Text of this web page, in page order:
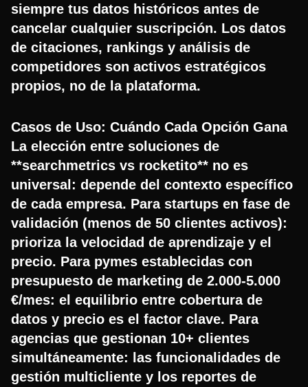
siempre tus datos históricos antes de
cancelar cualquier suscripción. Los datos
de citaciones, rankings y análisis de
competidores son activos estratégicos
propios, no de la plataforma.
Casos de Uso: Cuándo Cada Opción Gana
La elección entre soluciones de
**searchmetrics vs rocketito** no es
universal: depende del contexto específico
de cada empresa. Para startups en fase de
validación (menos de 50 clientes activos):
prioriza la velocidad de aprendizaje y el
precio. Para pymes establecidas con
presupuesto de marketing de 2.000-5.000
€/mes: el equilibrio entre cobertura de
datos y precio es el factor clave. Para
agencias que gestionan 10+ clientes
simultáneamente: las funcionalidades de
gestión multicliente y los reportes de